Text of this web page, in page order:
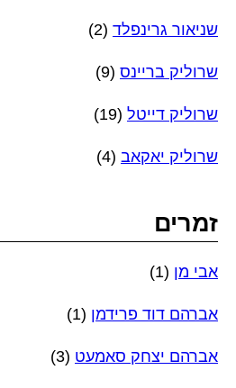
שניאור גרינפלד (2)
שרוליק בריינס (9)
שרוליק דייטל (19)
שרוליק יאקאב (4)
זמרים
אבי מן (1)
אברהם דוד פרידמן (1)
אברהם יצחק סאמעט (3)